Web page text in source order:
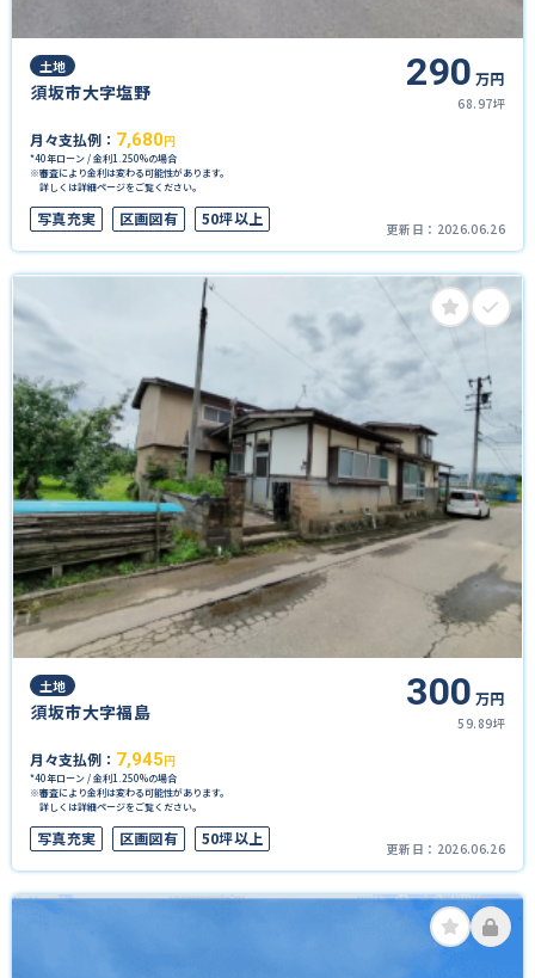
土地
須坂市大字塩野 290 万円
68.97坪
月々支払例： 7,680円
*40年ローン / 金利1.250%の場合
※審査により金利は変わる可能性があります。
詳しくは詳細ページをご覧ください。
写真充実 区画図有 50坪以上
更新日： 2026.06.26
土地
須坂市大字福島 300 万円
59.89坪
月々支払例： 7,945 円
*40年ローン / 金利1.250%の場合
※審査により金利は変わる可能性があります。
詳しくは詳細ページをご覧ください。
写真充実 区画図有 50坪以上
更新日： 2026.06.26